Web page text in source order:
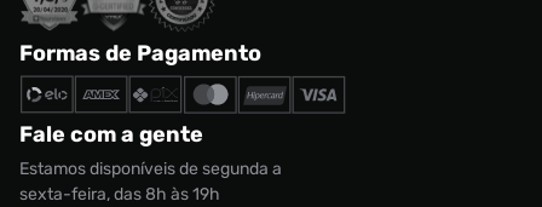
Formas de Pagamento
Fale com a gente
Estamos disponíveis de segunda a
sexta-feira, das 8h às 19h